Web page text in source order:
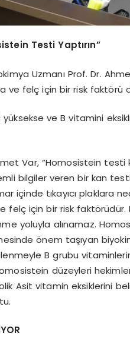
Testi Yaptırın”
Uzmanı Prof. Dr.
ve felç için bir risk faktörü
yüksekse ve B vitamini
Var, “Homosistein
bilgiler veren bir kan
içinde tıkayıcı plaklara
felç için bir risk
yoluyla alınamaz.
önem taşıyan
B grubu
düzeyleri
Asit vitamin eksiklerini